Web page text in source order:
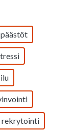
päästöt
rekrytointi